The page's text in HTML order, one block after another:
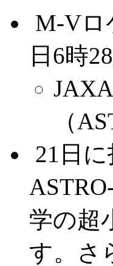
M-Vロ
日6時
（
21日
学の超
す。さ